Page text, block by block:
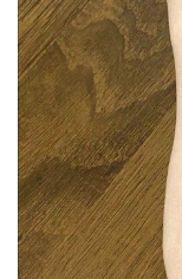
お問い合わせ